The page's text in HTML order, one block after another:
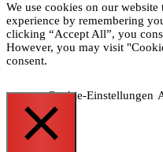
We use cookies on our
experience by remembering
clicking “Accept All”, you
However, you may visit
consent.
Cookie-Einstellungen